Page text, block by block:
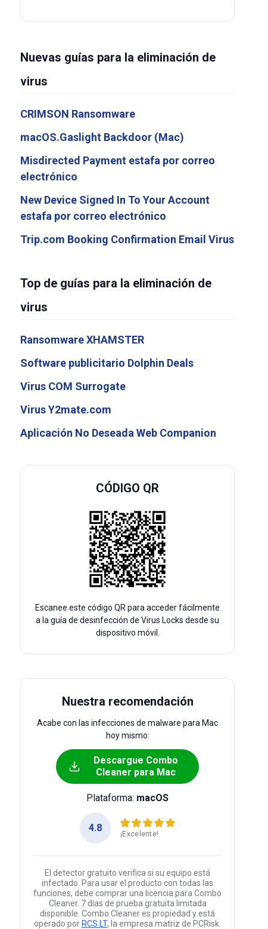
Nuevas guías para la eliminación de
virus
CRIMSON Ransomware
macOS.Gaslight Backdoor (Mac)
Misdirected Payment estafa por correo
electrónico
New Device Signed In To Your Account
estafa por correo electrónico
Trip.com Booking Confirmation Email Virus
Top de guías para la eliminación de
virus
Ransomware XHAMSTER
Software publicitario Dolphin Deals
Virus COM Surrogate
Virus Y2mate.com
Aplicación No Deseada Web Companion
CÓDIGO QR
Escanee este código QR para acceder fácilmente
a la guía de desinfección de Virus Locks desde su
dispositivo móvil.
Nuestra recomendación
Acabe con las infecciones de malware para Mac
hoy mismo:
Descargue Combo
Cleaner para Mac
Plataforma: macOS
4.8
¡Excelente!
El detector gratuito verifica si su equipo está
infectado. Para usar el producto con todas las
funciones, debe comprar una licencia para Combo
Cleaner. 7 días de prueba gratuita limitada
disponible. Combo Cleaner es propiedad y está
operado por RCS LT, la empresa matriz de PCRisk.